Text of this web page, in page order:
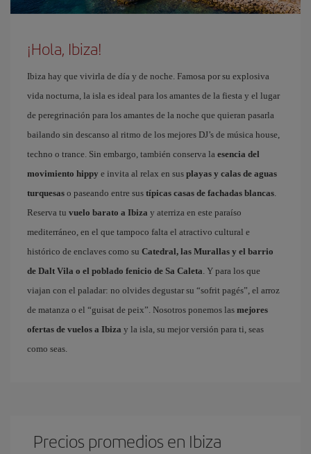
¡Hola, Ibiza!
Ibiza hay que vivirla de día y de noche. Famosa por su explosiva
vida nocturna, la isla es ideal para los amantes de la fiesta y el lugar
de peregrinación para los amantes de la noche que quieran pasarla
bailando sin descanso al ritmo de los mejores DJ’s de música house,
techno o trance. Sin embargo, también conserva la esencia del
movimiento hippy e invita al relax en sus playas y calas de aguas
turquesas o paseando entre sus típicas casas de fachadas blancas.
Reserva tu vuelo barato a Ibiza y aterriza en este paraíso
mediterráneo, en el que tampoco falta el atractivo cultural e
histórico de enclaves como su Catedral, las Murallas y el barrio
de Dalt Vila o el poblado fenicio de Sa Caleta. Y para los que
viajan con el paladar: no olvides degustar su “sofrit pagés”, el arroz
de matanza o el “guisat de peix”. Nosotros ponemos las mejores
ofertas de vuelos a Ibiza y la isla, su mejor versión para ti, seas
como seas.
Precios promedios en Ibiza